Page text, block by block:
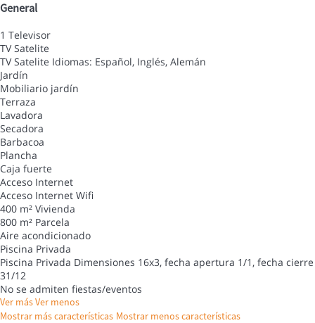
General
1 Televisor
TV Satelite
TV Satelite Idiomas: Español, Inglés, Alemán
Jardín
Mobiliario jardín
Terraza
Lavadora
Secadora
Barbacoa
Plancha
Caja fuerte
Acceso Internet
Acceso Internet Wifi
400 m² Vivienda
800 m² Parcela
Aire acondicionado
Piscina Privada
Piscina Privada Dimensiones 16x3, fecha apertura 1/1, fecha cierre
31/12
No se admiten fiestas/eventos
Ver másVer menos
Mostrar más características Mostrar menos características